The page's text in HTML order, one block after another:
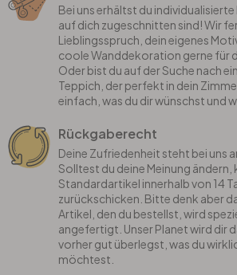
Bei uns erhältst du
auf dich zugeschnitten sind! Wir
Lieblingsspruch, dein eigenes
coole Wanddekoration gerne für
Oder bist du auf der Suche nach
Teppich, der perfekt in dein
einfach, was du dir wünschst und
Rückgaberecht
Deine Zufriedenheit steht bei uns
Solltest du deine Meinung ändern,
Standardartikel innerhalb von 14
zurückschicken. Bitte denk aber
Artikel, den du bestellst, wird
angefertigt. Unser Planet wird dir
vorher gut überlegst, was du
möchtest.